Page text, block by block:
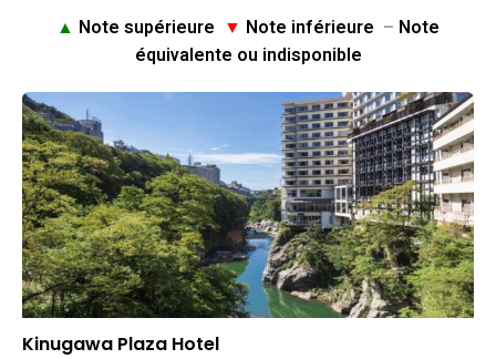
▲ Note supérieure ▼ Note inférieure – Note
équivalente ou indisponible
Kinugawa Plaza Hotel